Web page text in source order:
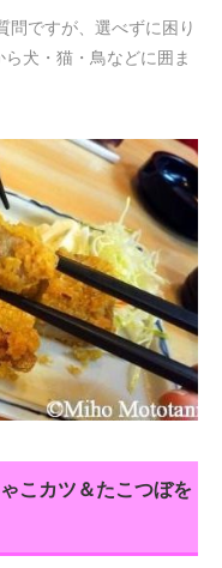
問ですが、選べずに困り
犬・猫・鳥などに囲ま
こカツ＆たこつぼを